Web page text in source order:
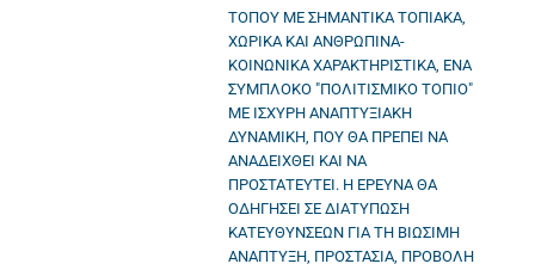
ΤΟΠΟΥ ΜΕ ΣΗΜΑΝΤΙΚΑ ΤΟΠΙΑΚΑ,
ΧΩΡΙΚΑ ΚΑΙ ΑΝΘΡΩΠΙΝΑ-
ΚΟΙΝΩΝΙΚΑ ΧΑΡΑΚΤΗΡΙΣΤΙΚΑ, ΕΝΑ
ΣΥΜΠΛΟΚΟ ″ΠΟΛΙΤΙΣΜΙΚΟ ΤΟΠΙΟ″
ΜΕ ΙΣΧΥΡΗ ΑΝΑΠΤΥΞΙΑΚΗ
ΔΥΝΑΜΙΚΗ, ΠΟΥ ΘΑ ΠΡΕΠΕΙ ΝΑ
ΑΝΑΔΕΙΧΘΕΙ ΚΑΙ ΝΑ
ΠΡΟΣΤΑΤΕΥΤΕΙ. Η ΕΡΕΥΝΑ ΘΑ
ΟΔΗΓΗΣΕΙ ΣΕ ΔΙΑΤΥΠΩΣΗ
ΚΑΤΕΥΘΥΝΣΕΩΝ ΓΙΑ ΤΗ ΒΙΩΣΙΜΗ
ΑΝΑΠΤΥΞΗ, ΠΡΟΣΤΑΣΙΑ, ΠΡΟΒΟΛΗ